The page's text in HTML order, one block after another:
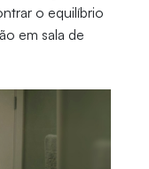
o equilíbrio
em sala de